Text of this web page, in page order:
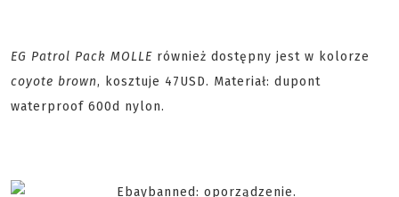
EG Patrol Pack MOLLE również dostępny jest w kolorze
coyote brown, kosztuje 47USD. Materiał: dupont
waterproof 600d nylon.